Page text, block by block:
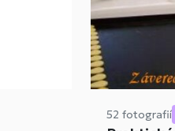
52 fotografií